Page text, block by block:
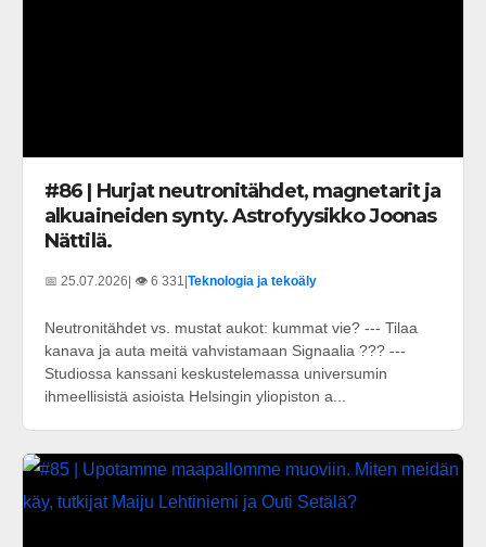
#86 | Hurjat neutronitähdet, magnetarit ja
alkuaineiden synty. Astrofyysikko Joonas
Nättilä.
📅 25.07.2026 | 👁️ 6 331 Teknologia ja tekoäly
Neutronitähdet vs. mustat aukot: kummat vie? --- Tilaa
kanava ja auta meitä vahvistamaan Signaalia ??? ---
Studiossa kanssani keskustelemassa universumin
ihmeellisistä asioista Helsingin yliopiston a...